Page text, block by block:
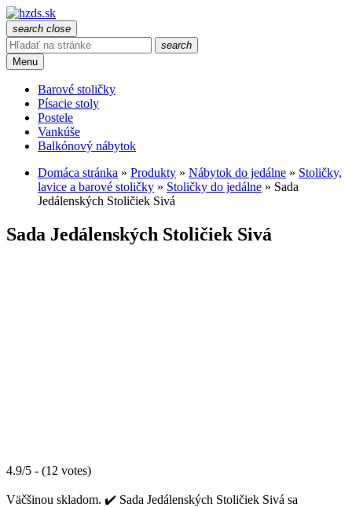
search close
search
Menu
Barové stoličky
Písacie stoly
Postele
Vankúše
Balkónový nábytok
Domáca stránka » Produkty » Nábytok do jedálne » Stoličky,
lavice a barové stoličky » Stoličky do jedálne » Sada
Jedálenských Stoličiek Sivá
Sada Jedálenských Stoličiek Sivá
4.9/5 - (12 votes)
Väčšinou skladom. ✔️ Sada Jedálenských Stoličiek Sivá sa